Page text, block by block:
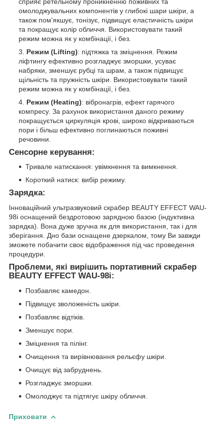
омолоджувальних компонентів у глибокі шари шкіри, а
також пом'якшує, тонізує, підвищує еластичність шкіри
та покращує колір обличчя. Використовувати такий
режим можна як у комбінації, і без.
Режим (Lifting): підтяжка та зміцнення. Режим
ліфтингу ефективно розгладжує зморшки, усуває
набряки, зменшує рубці та шрам, а також підвищує
щільність та пружність шкіри. Використовувати такий
режим можна як у комбінації, і без.
Режим (Heating): вібронагрів, ефект гарячого
компресу. За рахунок використання даного режиму
покращується циркуляція крові, широко відкриваються
пори і більш ефективно поглинаються поживні
речовини.
Сенсорне керування:
Тривале натискання: увімкнення та вимкнення.
Короткий натиск: вибір режиму.
Зарядка:
Інноваційний ультразвуковий скрабер BEAUTY EFFECT WAU-
98i оснащений бездротовою зарядною базою (індуктивна
зарядка). Вона дуже зручна як для використання, так і для
зберігання. Дно бази оснащене дзеркалом, тому Ви завжди
зможете побачити своє відображення під час проведення
процедури.
Проблеми, які вирішить портативний скрабер
BEAUTY EFFECT WAU-98i:
Позбавляє камедон.
Підвищує зволоженість шкіри.
Позбавляє відтіків.
Зменшує пори.
Зміцнення та пілінг.
Очищення та вирівнювання рельєфу шкіри.
Очищує від забруднень.
Розгладжує зморшки.
Омолоджує та підтягує шкіру обличчя.
Приховати